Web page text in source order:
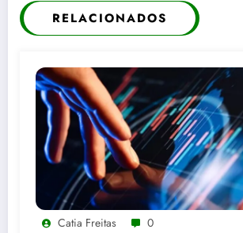
RELACIONADOS
Catia Freitas 0